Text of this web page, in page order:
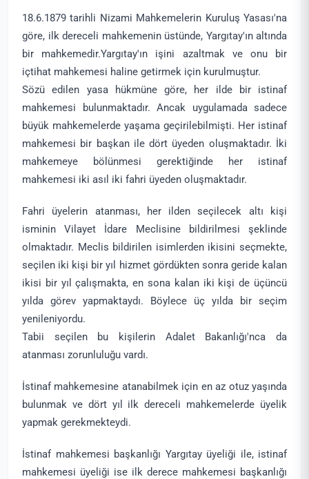
18.6.1879 tarihli Nizami Mahkemelerin Kuruluş Yasası'na
göre, ilk dereceli mahkemenin üstünde, Yargıtay'ın altında
bir mahkemedir.Yargıtay'ın işini azaltmak ve onu bir
içtihat mahkemesi haline getirmek için kurulmuştur.
Sözü edilen yasa hükmüne göre, her ilde bir istinaf
mahkemesi bulunmaktadır. Ancak uygulamada sadece
büyük mahkemelerde yaşama geçirilebilmişti. Her istinaf
mahkemesi bir başkan ile dört üyeden oluşmaktadır. İki
mahkemeye bölünmesi gerektiğinde her istinaf
mahkemesi iki asıl iki fahri üyeden oluşmaktadır.
Fahri üyelerin atanması, her ilden seçilecek altı kişi
isminin Vilayet İdare Meclisine bildirilmesi şeklinde
olmaktadır. Meclis bildirilen isimlerden ikisini seçmekte,
seçilen iki kişi bir yıl hizmet gördükten sonra geride kalan
ikisi bir yıl çalışmakta, en sona kalan iki kişi de üçüncü
yılda görev yapmaktaydı. Böylece üç yılda bir seçim
yenileniyordu.
Tabii seçilen bu kişilerin Adalet Bakanlığı'nca da
atanması zorunluluğu vardı.
İstinaf mahkemesine atanabilmek için en az otuz yaşında
bulunmak ve dört yıl ilk dereceli mahkemelerde üyelik
yapmak gerekmekteydi.
İstinaf mahkemesi başkanlığı Yargıtay üyeliği ile, istinaf
mahkemesi üyeliği ise ilk derece mahkemesi başkanlığı